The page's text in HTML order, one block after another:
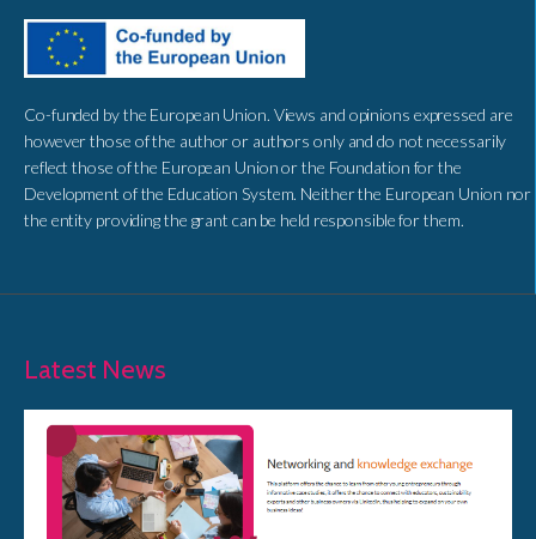
Co-funded by the European Union. Views and opinions expressed are
however those of the author or authors only and do not necessarily
reflect those of the European Union or the Foundation for the
Development of the Education System. Neither the European Union nor
the entity providing the grant can be held responsible for them.
Latest News